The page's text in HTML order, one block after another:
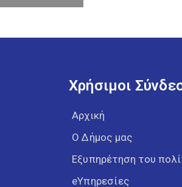
Χρήσιμοι
Αρχική
Ο Δήμος μας
Εξυπηρέτηση του
eΥπηρεσίες